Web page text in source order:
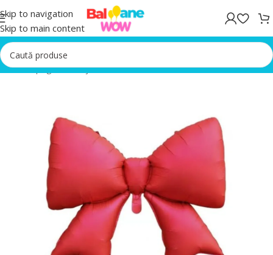
Skip to navigation
Skip to main content
Prima pagină/Aranjament Baloane